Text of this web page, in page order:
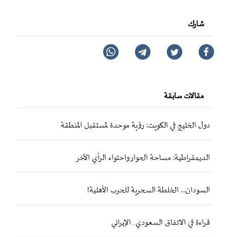
شارك
مقالات سابقة
دول الخليج في الكويت: رؤية موحدة لمستقبل المنطقة
الديمقراطية: مساحة الحوار واحتواء الرأي الآخر
السودان... الخلطة السحرية للحرب الأهلية!
قراءة في الاتفاق السعودي ـ الإيراني